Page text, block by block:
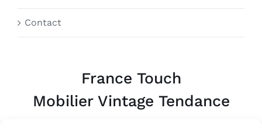
Contact
France Touch
Mobilier Vintage Tendance